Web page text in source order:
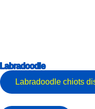
Labradoodle
Labradoodle chiots